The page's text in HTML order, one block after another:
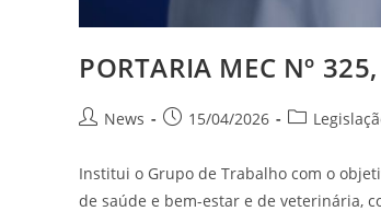
PORTARIA MEC Nº
News 15/04/2026
Institui o Grupo de Trabalho com o
de saúde e bem-estar e de veterinária,